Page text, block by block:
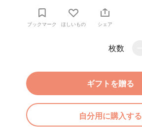
ブックマーク ほしいもの シェア
枚数
ギフトを贈る
自分用に購入する